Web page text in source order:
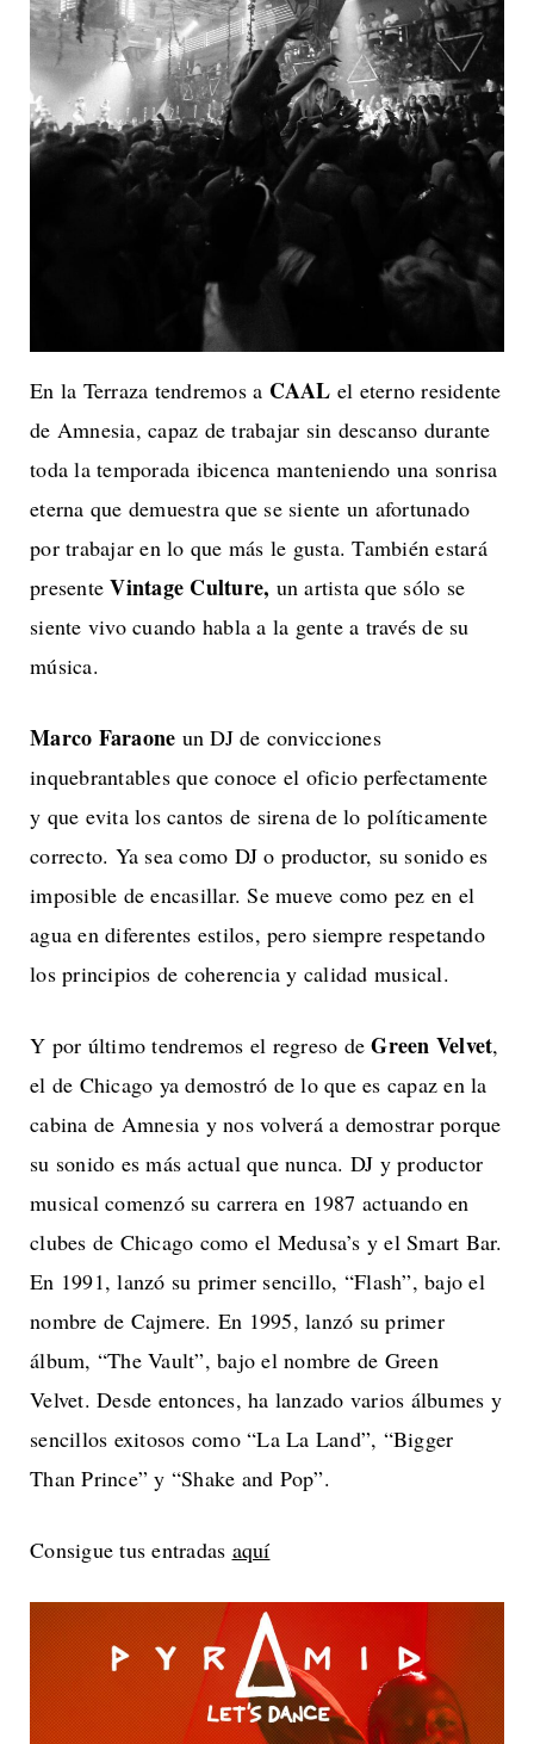
En la Terraza tendremos a CAAL el eterno residente
de Amnesia, capaz de trabajar sin descanso durante
toda la temporada ibicenca manteniendo una sonrisa
eterna que demuestra que se siente un afortunado
por trabajar en lo que más le gusta. También estará
presenteVintage Culture, un artista que sólo se
siente vivo cuando habla a la gente a través de su
música.
Marco Faraone un DJ de convicciones
inquebrantables que conoce el oficio perfectamente
y que evita los cantos de sirena de lo políticamente
correcto. Ya sea como DJ o productor, su sonido es
imposible de encasillar. Se mueve como pez en el
agua en diferentes estilos, pero siempre respetando
los principios de coherencia y calidad musical.
Y por último tendremos el regreso deGreen Velvet,
el de Chicago ya demostró de lo que es capaz en la
cabina de Amnesia y nos volverá a demostrar porque
su sonido es más actual que nunca. DJ y productor
musical comenzó su carrera en 1987 actuando en
clubes de Chicago como el Medusa’s y el Smart Bar.
En 1991, lanzó su primer sencillo, “Flash”, bajo el
nombre de Cajmere. En 1995, lanzó su primer
álbum, “The Vault”, bajo el nombre de Green
Velvet. Desde entonces, ha lanzado varios álbumes y
sencillos exitosos como “La La Land”, “Bigger
Than Prince” y “Shake and Pop”.
Consigue tus entradas aquí